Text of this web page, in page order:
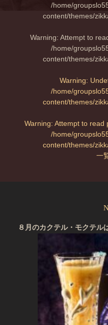
/home/
content/themes/
Warning: Attempt to
/home/
content/themes/
Warning:
/home/
content/themes/
Warning: Attempt to read
/home/
content/themes/
一
８月のカクテル・モクテル